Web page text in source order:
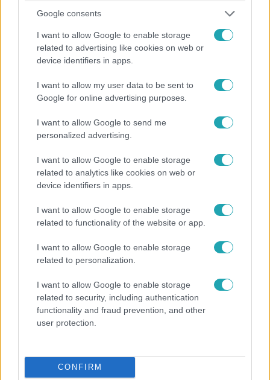
Google consents
I want to allow Google to enable storage
related to advertising like cookies on web or
device identifiers in apps.
I want to allow my user data to be sent to
Google for online advertising purposes.
I want to allow Google to send me
personalized advertising.
I want to allow Google to enable storage
related to analytics like cookies on web or
device identifiers in apps.
I want to allow Google to enable storage
related to functionality of the website or app.
I want to allow Google to enable storage
related to personalization.
I want to allow Google to enable storage
related to security, including authentication
functionality and fraud prevention, and other
user protection.
CONFIRM
2023. szeptember 5. 20:30
tésztájával
főzés közben, ami eléggé megnehezítette a munkáját.
A Konyhafőnök
Rácz Jenő kiakadt Nesikára: „Ez mi a lósz*r? Ezt
komolyan gondolod?”